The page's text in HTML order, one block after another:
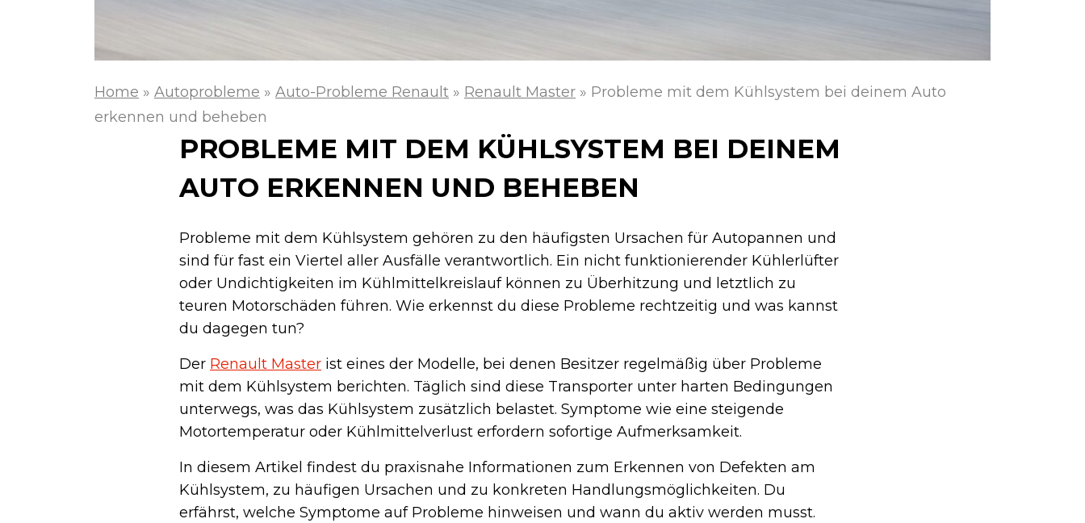
Home » Autoprobleme » Auto-Probleme Renault » Renault Master » Probleme mit dem Kühlsystem bei deinem Auto
erkennen und beheben
PROBLEME MIT DEM KÜHLSYSTEM BEI DEINEM
AUTO ERKENNEN UND BEHEBEN
Probleme mit dem Kühlsystem gehören zu den häufigsten Ursachen für Autopannen und
sind für fast ein Viertel aller Ausfälle verantwortlich. Ein nicht funktionierender Kühlerlüfter
oder Undichtigkeiten im Kühlmittelkreislauf können zu Überhitzung und letztlich zu
teuren Motorschäden führen. Wie erkennst du diese Probleme rechtzeitig und was kannst
du dagegen tun?
Der Renault Master ist eines der Modelle, bei denen Besitzer regelmäßig über Probleme
mit dem Kühlsystem berichten. Täglich sind diese Transporter unter harten Bedingungen
unterwegs, was das Kühlsystem zusätzlich belastet. Symptome wie eine steigende
Motortemperatur oder Kühlmittelverlust erfordern sofortige Aufmerksamkeit.
In diesem Artikel findest du praxisnahe Informationen zum Erkennen von Defekten am
Kühlsystem, zu häufigen Ursachen und zu konkreten Handlungsmöglichkeiten. Du
erfährst, welche Symptome auf Probleme hinweisen und wann du aktiv werden musst.